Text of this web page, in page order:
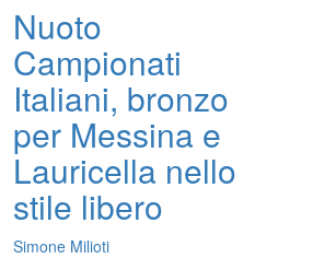
Nuoto
Campionati
Italiani, bronzo
per Messina e
Lauricella nello
stile libero
Simone Milioti